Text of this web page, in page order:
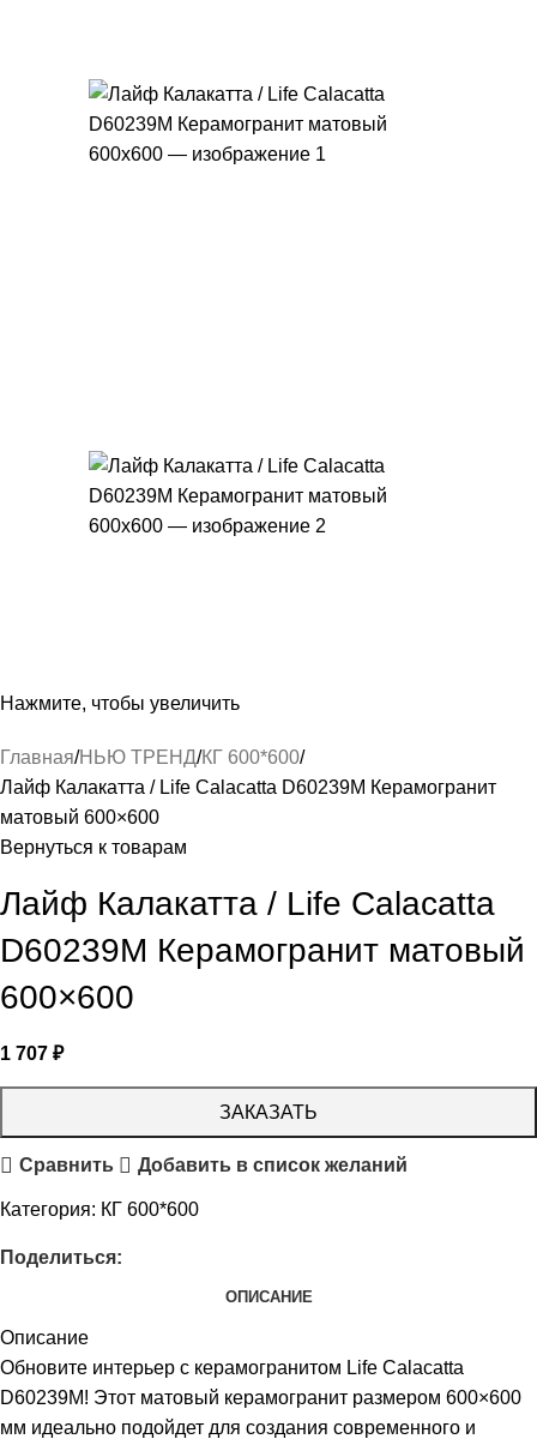
Нажмите, чтобы увеличить
Главная НЬЮ ТРЕНД КГ 600*600
Лайф Калакатта / Life Calacatta D60239M Керамогранит
матовый 600×600
Вернуться к товарам
Лайф Калакатта / Life Calacatta
D60239M Керамогранит матовый
600×600
1 707 ₽
ЗАКАЗАТЬ
Сравнить Добавить в список желаний
Категория: КГ 600*600
Поделиться:
ОПИСАНИЕ
Описание
Обновите интерьер с керамогранитом Life Calacatta
D60239M! Этот матовый керамогранит размером 600×600
мм идеально подойдет для создания современного и